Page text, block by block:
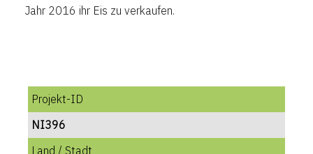
Jahr 2016 ihr Eis zu verkaufen.
Projekt-ID
NI396
Land / Stadt